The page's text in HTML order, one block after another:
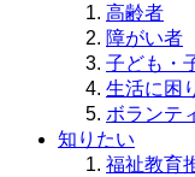
高齢者
障がい者
子ども・
生活に困
ボランテ
知りたい
福祉教育